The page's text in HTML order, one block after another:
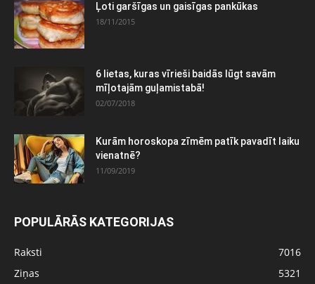
Ļoti garšīgas un gaisīgas pankūkas
18/11/2015
6 lietas, kuras vīrieši baidās lūgt savām
mīļotajām guļamistabā!
02/07/2018
Kurām horoskopa zīmēm patīk pavadīt laiku
vienatnē?
11/09/2019
POPULĀRĀS KATEGORIJAS
Raksti
7016
Ziņas
5321